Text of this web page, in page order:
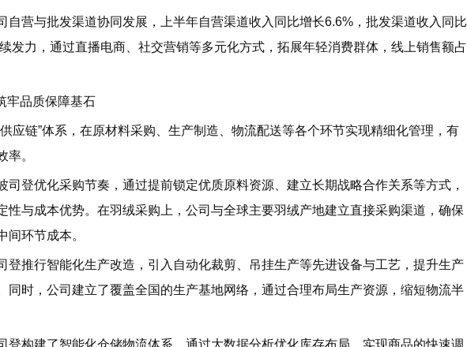
营与批发渠道协同发展，上半年自营渠道收入同比增长6.6%，批发渠道收入同比
发力，通过直播电商、社交营销等多元化方式，拓展年轻消费群体，线上销售额占
品质保障基石
链”体系，在原材料采购、生产制造、物流配送等各个环节实现精细化管理，有
率。
登优化采购节奏，通过提前锁定优质原料资源、建立长期战略合作关系等方式，
性与成本优势。在羽绒采购上，公司与全球主要羽绒产地建立直接采购渠道，确保
间环节成本。
推行智能化生产改造，引入自动化裁剪、吊挂生产等先进设备与工艺，提升生产
同时，公司建立了覆盖全国的生产基地网络，通过合理布局生产资源，缩短物流半
构建了智能化仓储物流体系，通过大数据分析优化库存布局，实现商品的快速调